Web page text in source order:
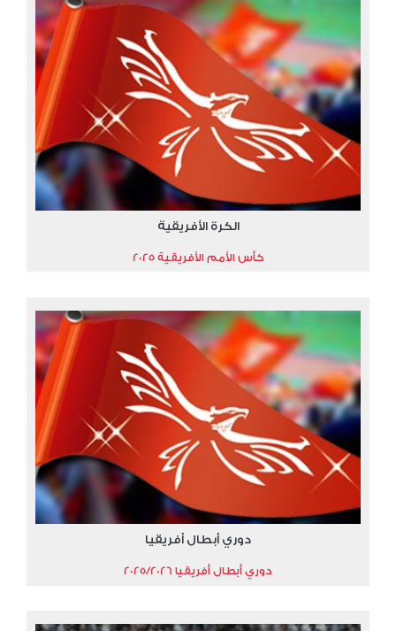
الكرة الأفريقية
كأس الأمم الأفريقية 2025
دوري أبطال أفريقيا
دوري أبطال أفريقيا 2025/2026